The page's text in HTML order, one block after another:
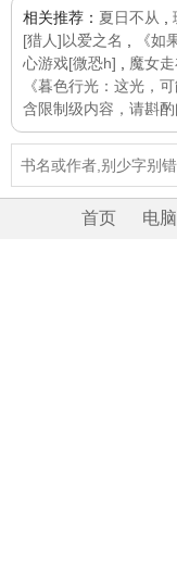
相关推荐： 夏日不从
[猎人]以爱之名
《如
心游戏[微恐h]
魔女
《暮色行光：这光，
含限制级内容，请斟
首页 电